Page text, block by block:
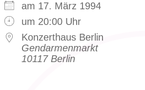
am 17. März 1994
um 20:00 Uhr
Konzerthaus Berlin
Gendarmenmarkt
10117 Berlin